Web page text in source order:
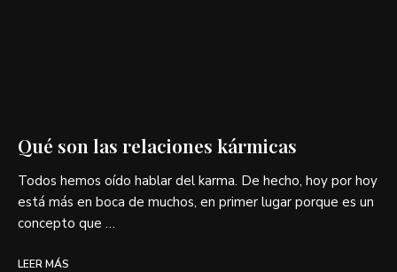
Qué son las relaciones kármicas
Todos hemos oído hablar del karma. De hecho, hoy por hoy
está más en boca de muchos, en primer lugar porque es un
concepto que …
LEER MÁS